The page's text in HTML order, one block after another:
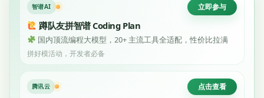
智谱AI 立即参与
蹲队友拼智谱 Coding Plan
国内顶流编程大模型，20+ 主流工具全适配，性价比拉满
拼好模活动，开发者必备
腾讯云 点击查看